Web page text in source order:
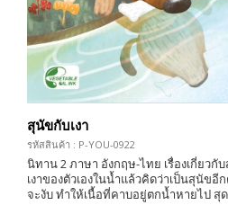
สุนัขกับเงา
รหัสสินค้า : P-YOU-0922
นิทาน 2 ภาษา อังกฤษ-ไทย เรื่องเกี่ยวกั
เงาของตัวเองในน้ำแล้วคิดว่าเป็นสุนัข
จะงับ ทำให้เนื้อที่คาบอยู่ตกน้ำหายไป สุ